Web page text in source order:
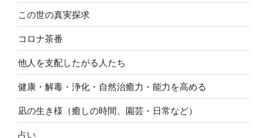
この世の真実探求
コロナ茶番
他人を支配したがる人たち
健康・解毒・浄化・自然治癒力・能力を高める
凪の生き様（癒しの時間、園芸・日常など）
占い